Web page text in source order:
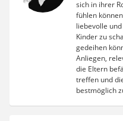
sich in ihrer
fühlen
liebevolle
Kinder zu
gedeihen
Anliegen,
die Eltern
treffen und
bestmöglich